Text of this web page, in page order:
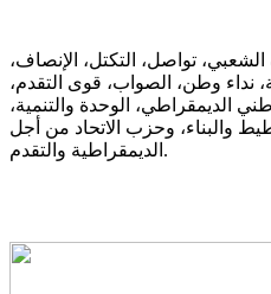
تواصل، التكتل، الإنصاف،
نداء وطن، الصواب، قوى التقدم،
الديمقراطي، الوحدة والتنمية،
والبناء، وحزب الاتحاد من أجل
الديمقراطية والتقدم.